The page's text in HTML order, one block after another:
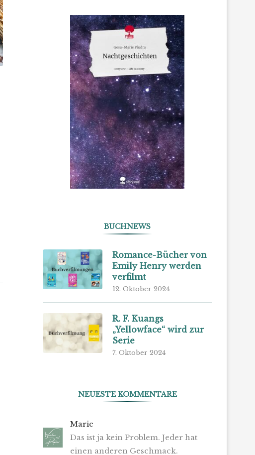
BUCHNEWS
Romance-Bücher von
Emily Henry werden
verfilmt
12. Oktober 2024
R. F. Kuangs
„Yellowface“ wird zur
Serie
7. Oktober 2024
NEUESTE KOMMENTARE
Marie
Das ist ja kein Problem. Jeder hat
einen anderen Geschmack.